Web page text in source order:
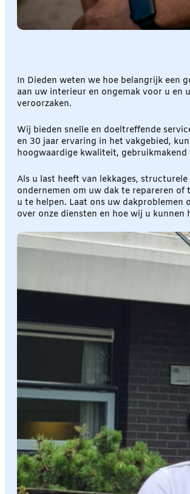
In Dieden weten we hoe belangrijk een
aan uw interieur en ongemak voor u en
veroorzaken.
Wij bieden snelle en doeltreffende
en 30 jaar ervaring in het vakgebied,
hoogwaardige kwaliteit,
Als u last heeft van lekkages,
ondernemen om uw dak te repareren
u te helpen. Laat ons uw
over onze diensten en hoe wij u kunnen